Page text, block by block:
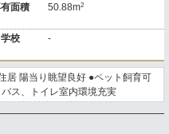
面積 50.88m2
校 -
居 陽当り眺望良好 ●ペット飼育可
ス、トイレ室内環境充実